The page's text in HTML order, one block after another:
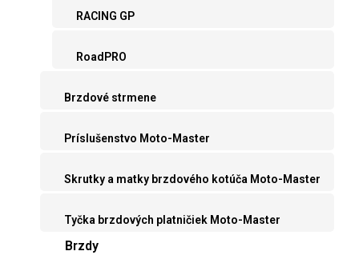
RACING GP
RoadPRO
Brzdové strmene
Príslušenstvo Moto-Master
Skrutky a matky brzdového kotúča Moto-Master
Tyčka brzdových platničiek Moto-Master
Brzdy